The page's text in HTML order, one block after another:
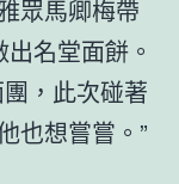
眾馬卿梅帶
名堂面餅。
，此次碰著
也想嘗嘗。”